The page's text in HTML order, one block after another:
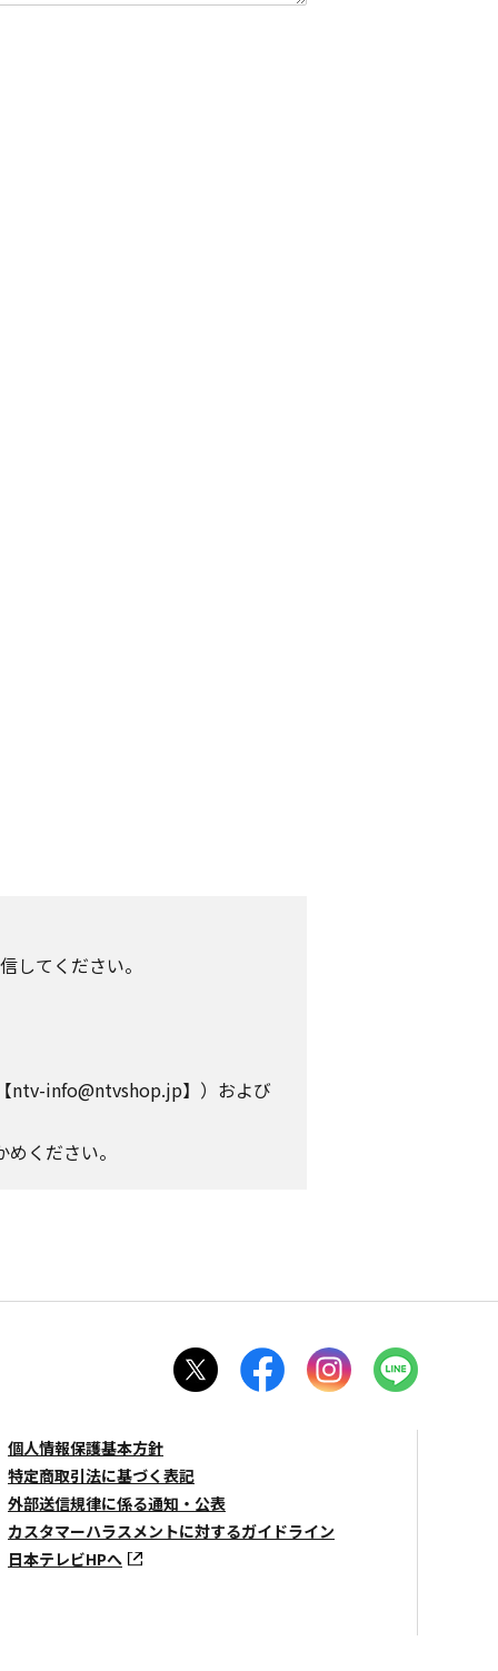
してください。
ntv-info@ntvshop.jp】）および
ください。
個人情報保護基本方針
特定商取引法に基づく表記
外部送信規律に係る通知・公表
カスタマーハラスメントに対するガイドライン
日本テレビHPへ